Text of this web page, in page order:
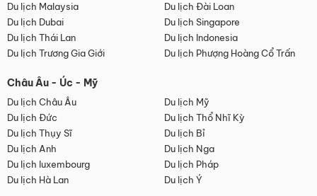
Du lịch Malaysia
Du lịch Đài Loan
Du lịch Dubai
Du lịch Singapore
Du lịch Thái Lan
Du lịch Indonesia
Du lịch Trương Gia Giới
Du lịch Phượng Hoàng Cổ Trấn
Châu Âu - Úc - Mỹ
Du lịch Châu Âu
Du lịch Mỹ
Du lịch Đức
Du lịch Thổ Nhĩ Kỳ
Du lịch Thụy Sĩ
Du lịch Bỉ
Du lịch Anh
Du lịch Nga
Du lịch luxembourg
Du lịch Pháp
Du lịch Hà Lan
Du lịch Ý